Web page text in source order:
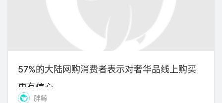
57%的大陆网购消费者表示对奢华品线上购买
更有信心
胖鲸